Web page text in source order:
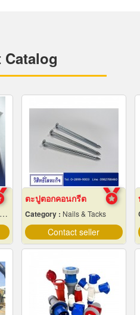
Catalog
ตะปูตอกคอนกรีต
Category : Nails & Tacks
Contact seller